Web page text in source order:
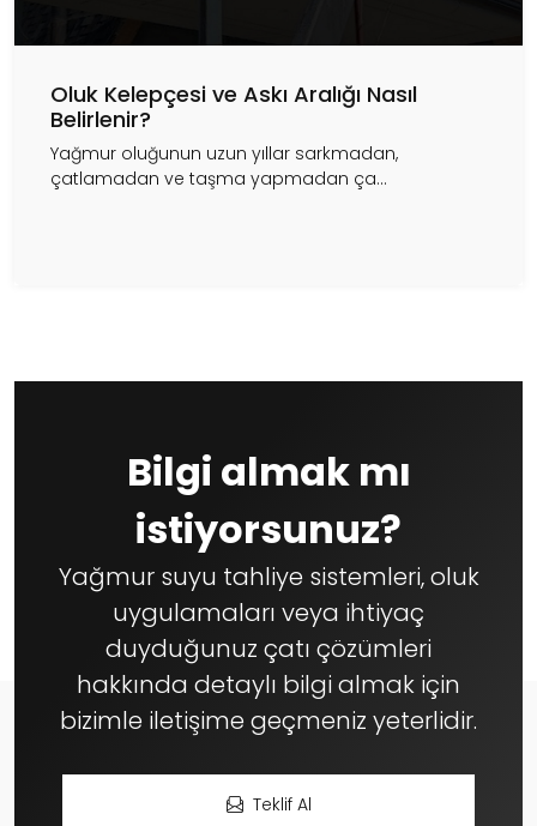
Oluk Kelepçesi ve Askı Aralığı Nasıl
Belirlenir?
Yağmur oluğunun uzun yıllar sarkmadan,
çatlamadan ve taşma yapmadan ça...
Bilgi almak mı
istiyorsunuz?
Yağmur suyu tahliye sistemleri, oluk
uygulamaları veya ihtiyaç
duyduğunuz çatı çözümleri
hakkında detaylı bilgi almak için
bizimle iletişime geçmeniz yeterlidir.
Teklif Al